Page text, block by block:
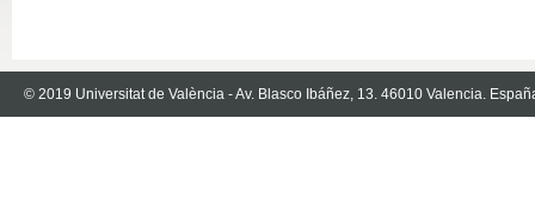
© 2019 Universitat de València - Av. Blasco Ibáñez, 13. 46010 Valencia.